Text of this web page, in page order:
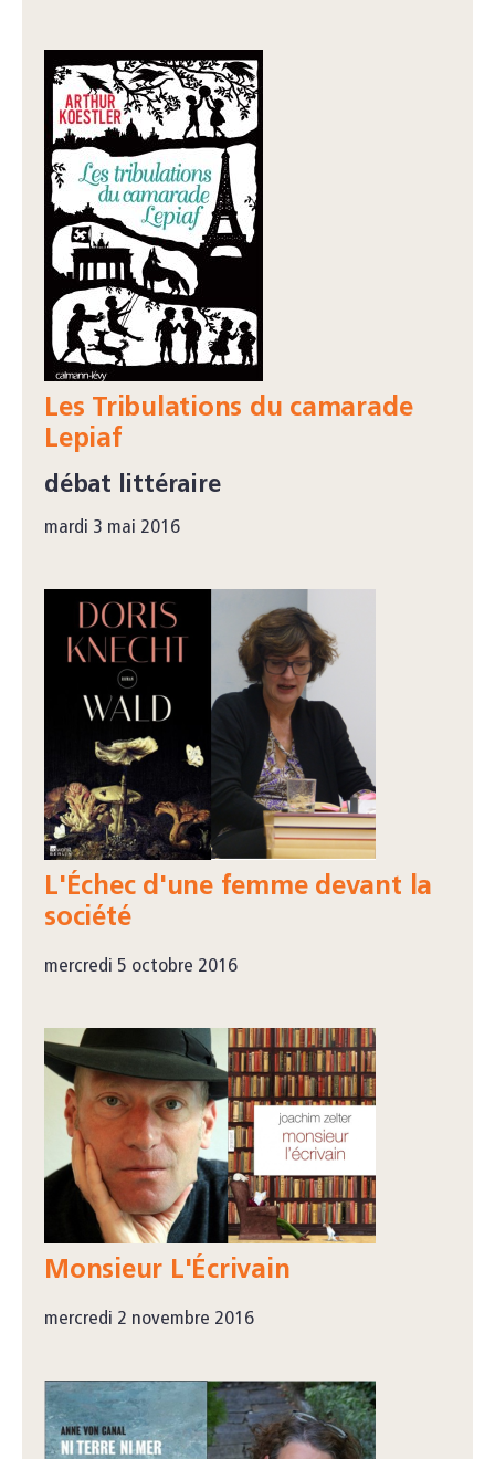
Les Tribulations du camarade
Lepiaf
débat littéraire
mardi 3 mai 2016
L'Échec d'une femme devant la
société
mercredi 5 octobre 2016
Monsieur L'Écrivain
mercredi 2 novembre 2016